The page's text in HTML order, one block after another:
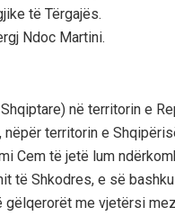
të Tërgajës.
Ndoc Martini.
në territorin e
territorin e
Cem të jetë lum
të Shkodres, e së
me vjetërsi